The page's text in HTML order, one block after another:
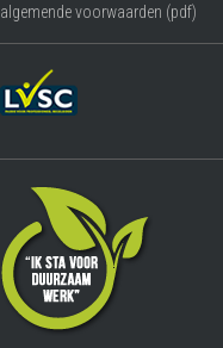
algemende voorwaarden (pdf)